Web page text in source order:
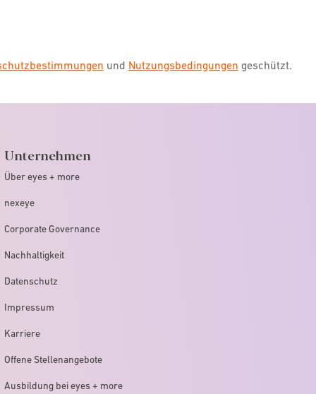
und Nutzungsbedingungen geschützt.
Unternehmen
Über eyes + more
nexeye
Corporate Governance
Nachhaltigkeit
Datenschutz
Impressum
Karriere
Offene Stellenangebote
Ausbildung bei eyes + more